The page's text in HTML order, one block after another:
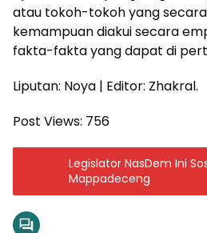
atau tokoh-tokoh yang
kemampuan diakui secara
fakta-fakta yang dapat di
Liputan: Noya | Editor: Zhakral.
Post Views: 756
Legislator NasDem Ini
Mappadeceng